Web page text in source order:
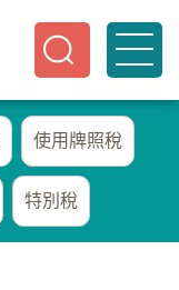
使用牌照稅
特別稅